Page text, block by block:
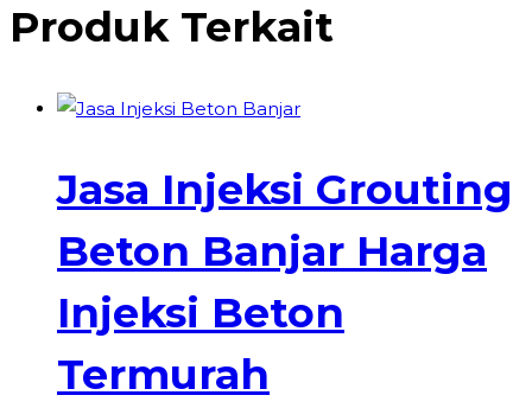
Produk Terkait
Jasa Injeksi Grouting
Beton Banjar Harga
Injeksi Beton
Termurah